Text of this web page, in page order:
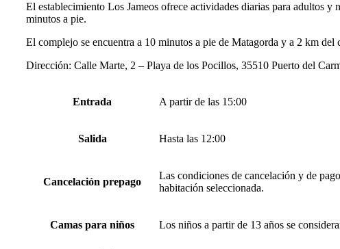
El establecimiento Los Jameos ofrece actividades diarias para adultos
minutos a pie.
El complejo se encuentra a 10 minutos a pie de Matagorda y a 2 km
Dirección: Calle Marte, 2 – Playa de los Pocillos, 35510 Puerto del
Entrada A partir de las 15:00
Salida Hasta las 12:00
Cancelación prepago
Las condiciones de cancelación y de
habitación seleccionada.
Camas para niños Los niños a partir de 13 años se